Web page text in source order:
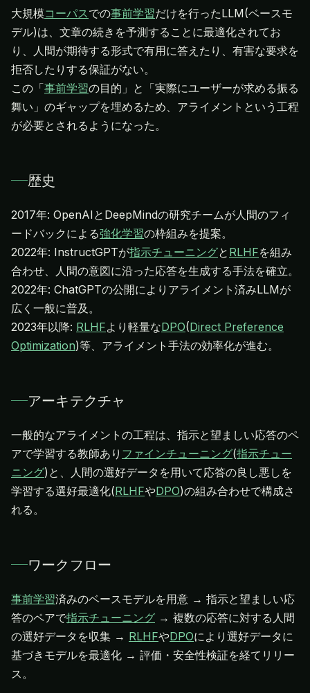
大規模コーパスでの事前学習だけを行ったLLM(ベースモ
デル)は、文章の続きを予測することに最適化されてお
り、人間が期待する形式で有用に答えたり、有害な要求を
拒否したりする保証がない。
この「事前学習の目的」と「実際にユーザーが求める振る
舞い」のギャップを埋めるため、アライメントという工程
が必要とされるようになった。
歴史
2017年: OpenAIとDeepMindの研究チームが人間のフィ
ードバックによる強化学習の枠組みを提案。
2022年: InstructGPTが指示チューニングと RLHFを組み
合わせ、人間の意図に沿った応答を生成する手法を確立。
2022年: ChatGPTの公開によりアライメント済みLLMが
広く一般に普及。
2023年以降: RLHFより軽量なDPO(Direct Preference
Optimization)等、アライメント手法の効率化が進む。
アーキテクチャ
一般的なアライメントの工程は、指示と望ましい応答のペ
アで学習する教師あり ファインチューニング(指示チュー
ニング)と、人間の選好データを用いて応答の良し悪しを
学習する選好最適化(RLHFやDPO)の組み合わせで構成さ
れる。
ワークフロー
事前学習済みのベースモデルを用意 → 指示と望ましい応
答のペアで指示チューニング → 複数の応答に対する人間
の選好データを収集 → RLHFやDPOにより選好データに
基づきモデルを最適化 → 評価・安全性検証を経てリリー
ス。